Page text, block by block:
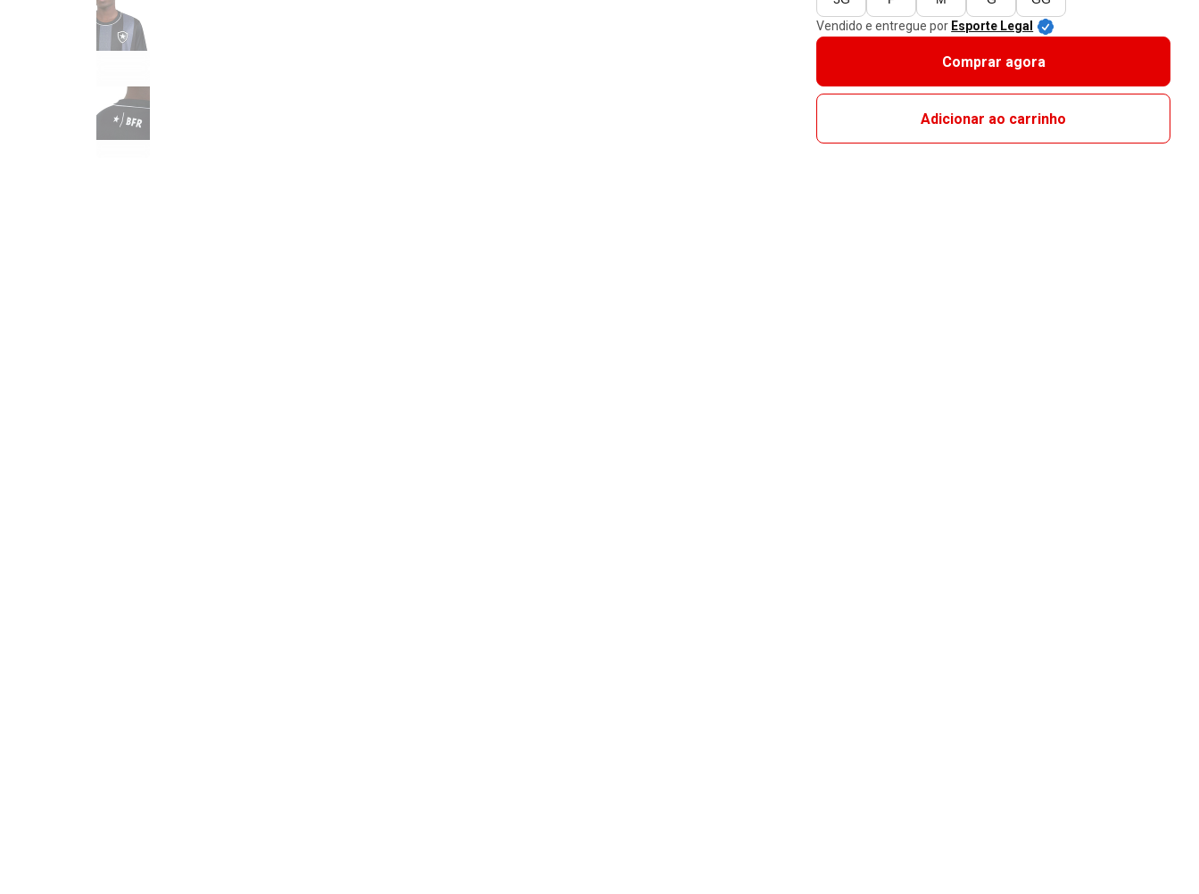
Vendido e entregue por Esporte Legal
Comprar agora
Adicionar ao carrinho